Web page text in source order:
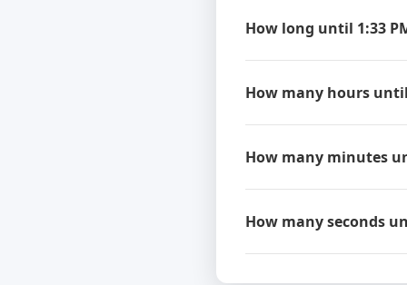
How long until 1:33
How many hours until
How many minutes
How many seconds